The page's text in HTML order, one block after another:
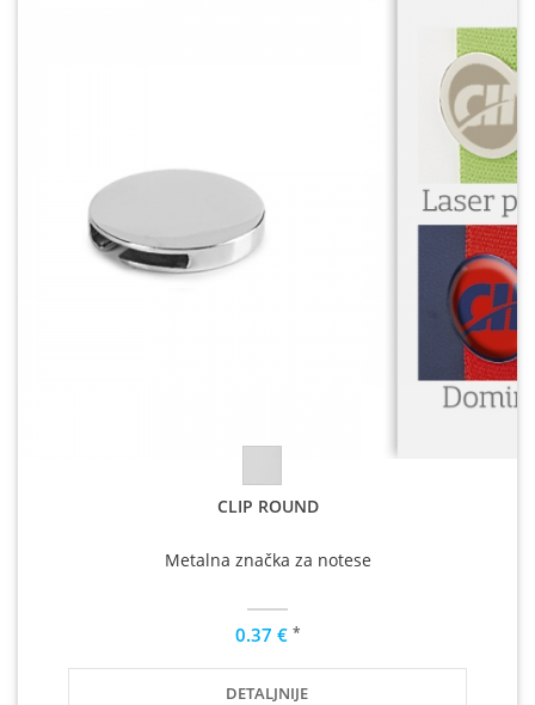
CLIP ROUND
Metalna značka za notese
0.37 € *
DETALJNIJE